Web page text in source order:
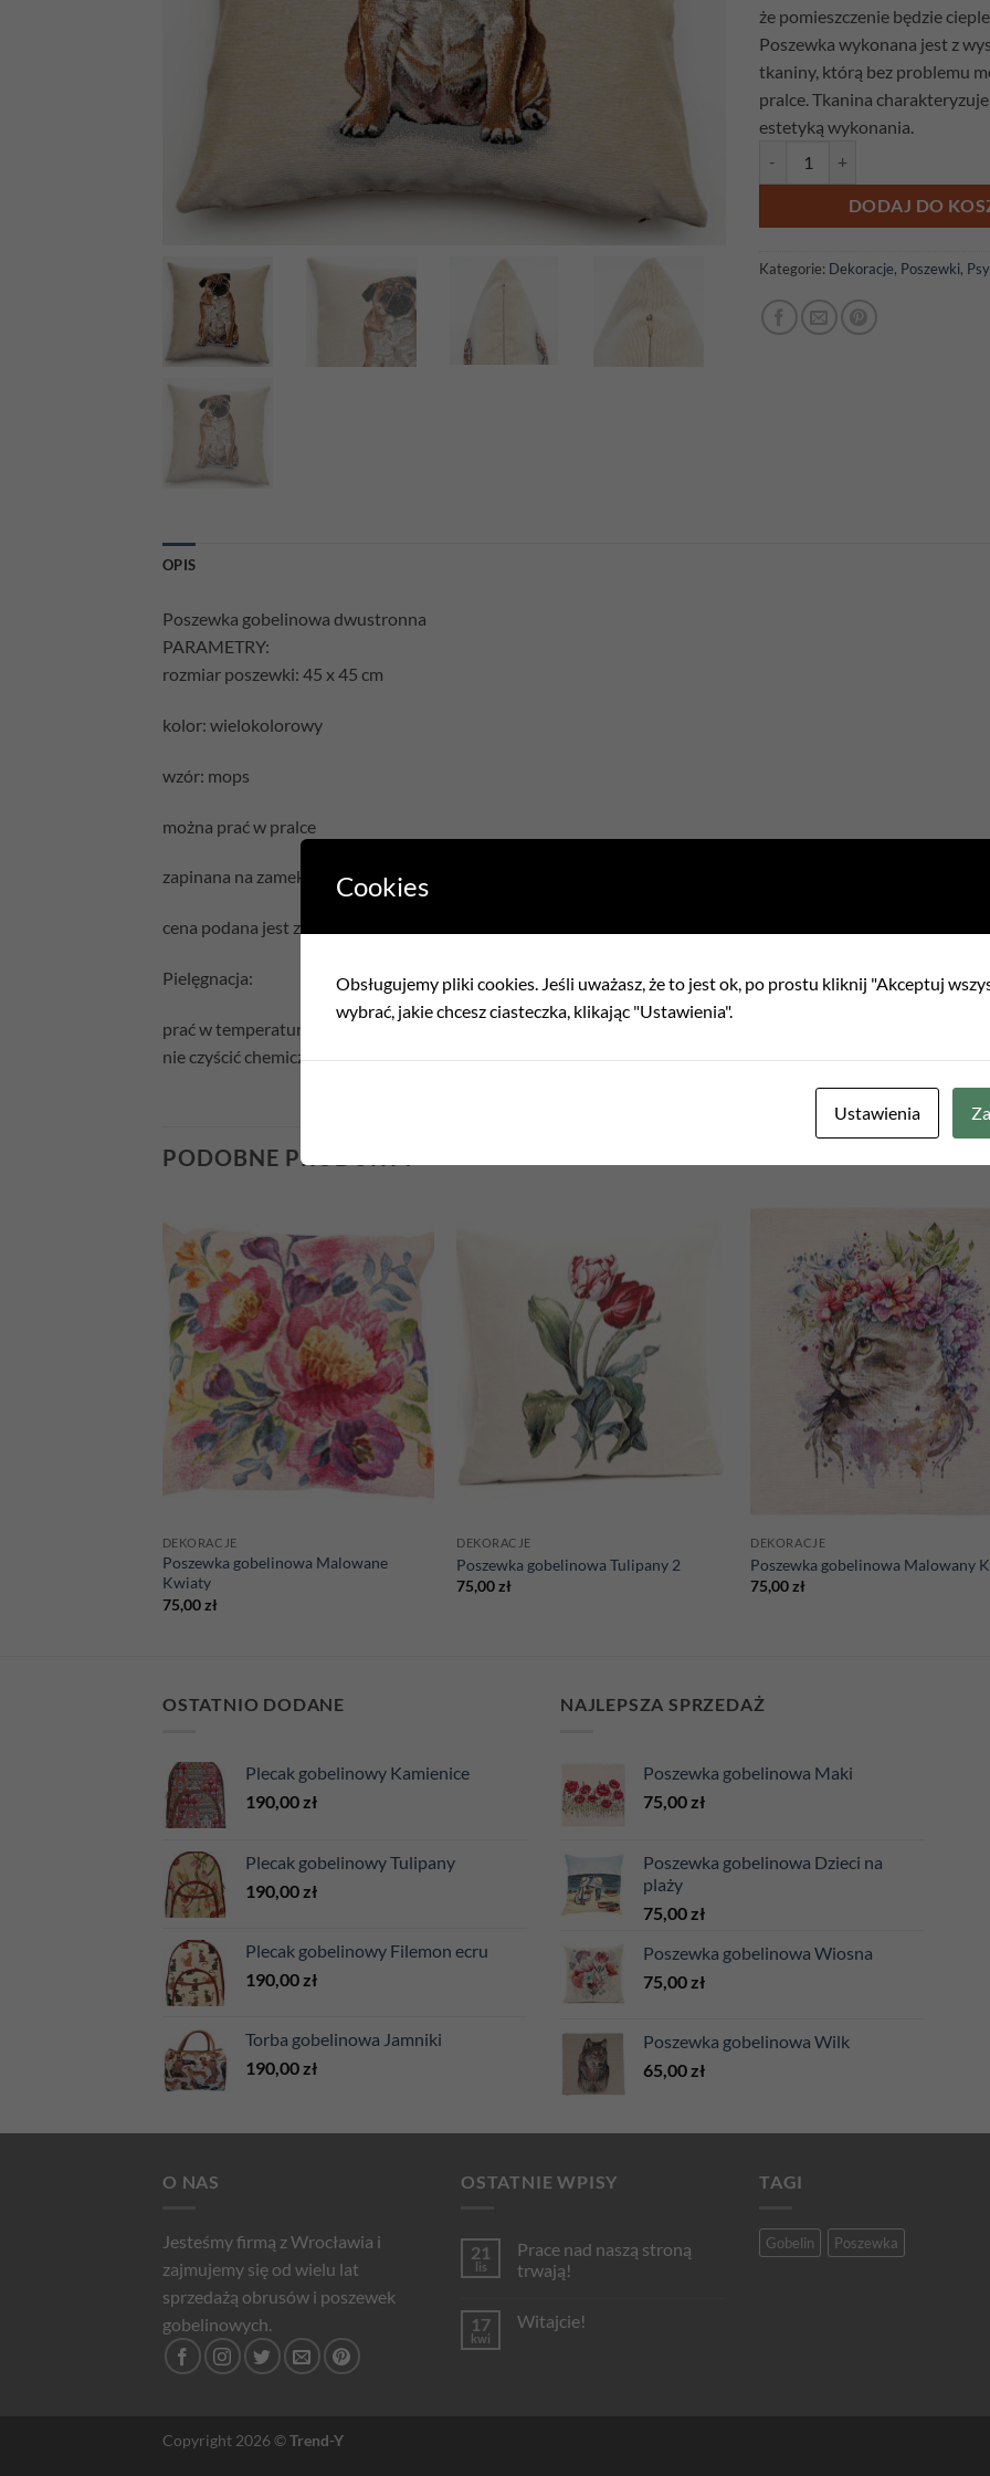
że pomieszczenie będzie
Poszewka wykonana jest z
tkaniny, którą bez problemu
pralce. Tkanina
estetyką wykonania.
DODAJ DO
Kategorie: Dekoracje, Poszewki, Psy
OPIS
Poszewka gobelinowa dwustronna
PARAMETRY:
rozmiar poszewki: 45 x 45 cm
kolor: wielokolorowy
wzór: mops
można prać w pralce
zapinana na zamek błyskawiczny
cena podana jest za samą poszewkę bez wypełnienia
Pielęgnacja:
prać w temperaturze 30°C
nie czyścić chemicznie
PODOBNE PRODUKTY
DEKORACJE
Poszewka gobelinowa Malowane
Kwiaty
75,00zł
DEKORACJE
Poszewka gobelinowa Tulipany 2
75,00zł
DEKORACJE
Poszewka gobelinowa Malowany
75,00zł
OSTATNIO DODANE
Plecak gobelinowy Kamienice
190,00 zł
Plecak gobelinowy Tulipany
190,00 zł
Plecak gobelinowy Filemon ecru
190,00 zł
Torba gobelinowa Jamniki
190,00 zł
NAJLEPSZA SPRZEDAŻ
Poszewka gobelinowa Maki
75,00 zł
Poszewka gobelinowa Dzieci na
plaży
75,00 zł
Poszewka gobelinowa Wiosna
75,00 zł
Poszewka gobelinowa Wilk
65,00 zł
O NAS
Jesteśmy firmą z Wrocławia i
zajmujemy się od wielu lat
sprzedażą obrusów i poszewek
gobelinowych.
OSTATNIE WPISY
21
lis
Prace nad naszą stroną
trwają!
do
17
kwi
Witajcie!
TAGI
Gobelin Poszewka
Copyright 2026 ©Trend-Y
Cookies
Obsługujemy pliki cookies. Jeśli uważasz, że to jest ok, po prostu kliknij "Akceptuj
wybrać, jakie chcesz ciasteczka, klikając "Ustawienia".
Ustawienia